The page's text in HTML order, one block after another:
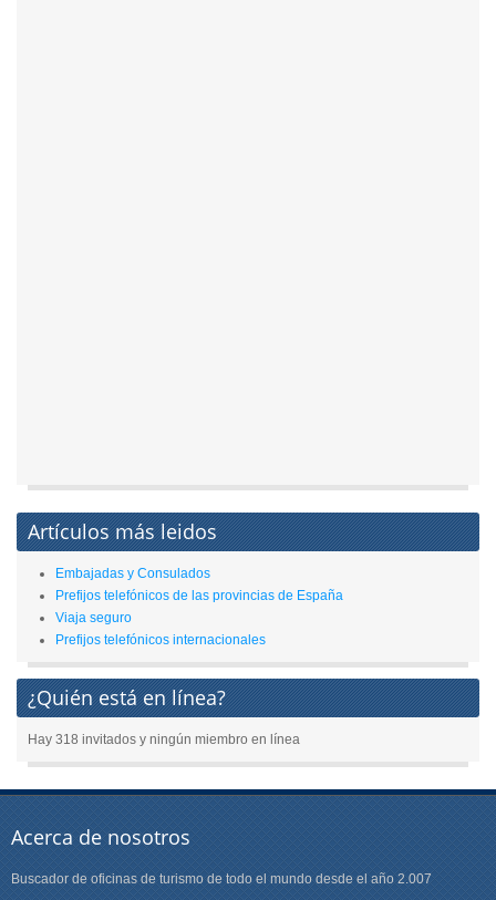
Artículos más leidos
Embajadas y Consulados
Prefijos telefónicos de las provincias de España
Viaja seguro
Prefijos telefónicos internacionales
¿Quién está en línea?
Hay 318 invitados y ningún miembro en línea
Acerca de nosotros
Buscador de oficinas de turismo de todo el mundo desde el año 2.007